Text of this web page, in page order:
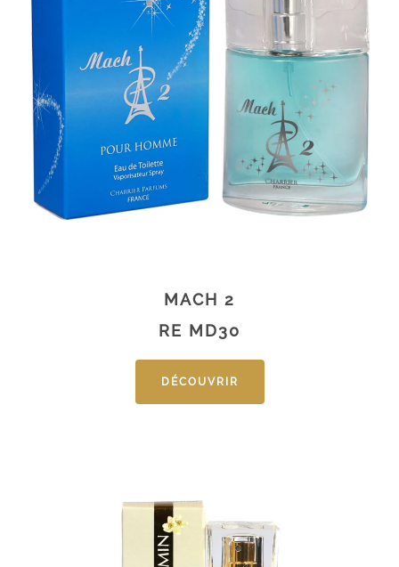
MACH 2
RE MD30
DÉCOUVRIR